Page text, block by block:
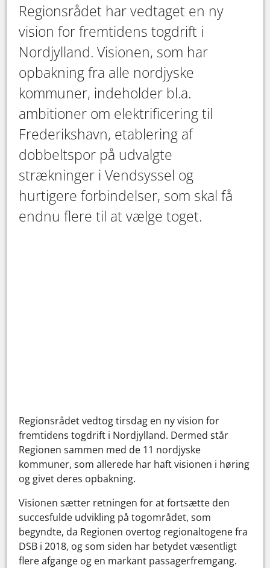
Regionsrådet har vedtaget en ny
vision for fremtidens togdrift i
Nordjylland. Visionen, som har
opbakning fra alle nordjyske
kommuner, indeholder bl.a.
ambitioner om elektrificering til
Frederikshavn, etablering af
dobbeltspor på udvalgte
strækninger i Vendsyssel og
hurtigere forbindelser, som skal få
endnu flere til at vælge toget.
Regionsrådet vedtog tirsdag en ny vision for
fremtidens togdrift i Nordjylland. Dermed står
Regionen sammen med de 11 nordjyske
kommuner, som allerede har haft visionen i høring
og givet deres opbakning.
Visionen sætter retningen for at fortsætte den
succesfulde udvikling på togområdet, som
begyndte, da Regionen overtog regionaltogene fra
DSB i 2018, og som siden har betydet væsentligt
flere afgange og en markant passagerfremgang.